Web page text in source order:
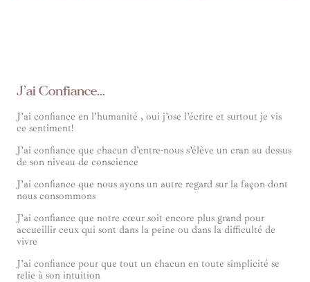
J’ai Confiance…
J’ai confiance en l’humanité , oui j’ose l’écrire et surtout je vis
ce sentiment!
J’ai confiance que chacun d’entre-nous s’élève un cran au dessus
de son niveau de conscience
J’ai confiance que nous ayons un autre regard sur la façon dont
nous consommons
J’ai confiance que notre cœur soit encore plus grand pour
accueillir ceux qui sont dans la peine ou dans la difficulté de
vivre
J’ai confiance pour que tout un chacun en toute simplicité se
relie à son intuition